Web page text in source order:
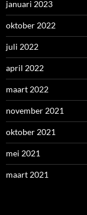
januari 2023
oktober 2022
juli 2022
april 2022
maart 2022
november 2021
oktober 2021
mei 2021
maart 2021